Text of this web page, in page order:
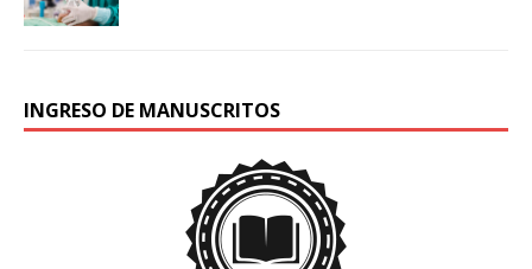
INGRESO DE MANUSCRITOS